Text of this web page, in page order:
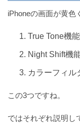
【
iPhoneの画面が黄色
True Tone機
Night Shift機
カラーフィル
この3つですね。
ではそれぞれ説明し